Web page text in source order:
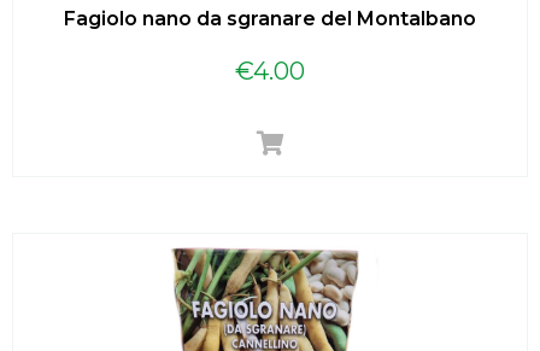
Fagiolo nano da sgranare del Montalbano
€4.00